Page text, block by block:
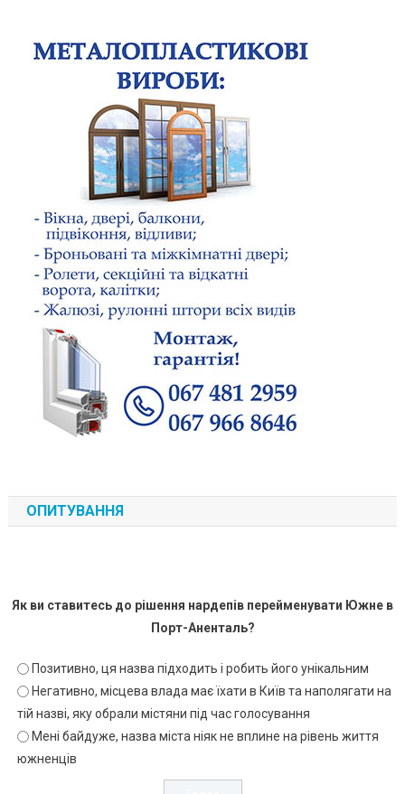
ОПИТУВАННЯ
Як ви ставитесь до рішення нардепів перейменувати Южне в
Порт-Аненталь?
Позитивно, ця назва підходить і робить його унікальним
Негативно, місцева влада має їхати в Київ та наполягати на
тій назві, яку обрали містяни під час голосування
Мені байдуже, назва міста ніяк не вплине на рівень життя
южненців